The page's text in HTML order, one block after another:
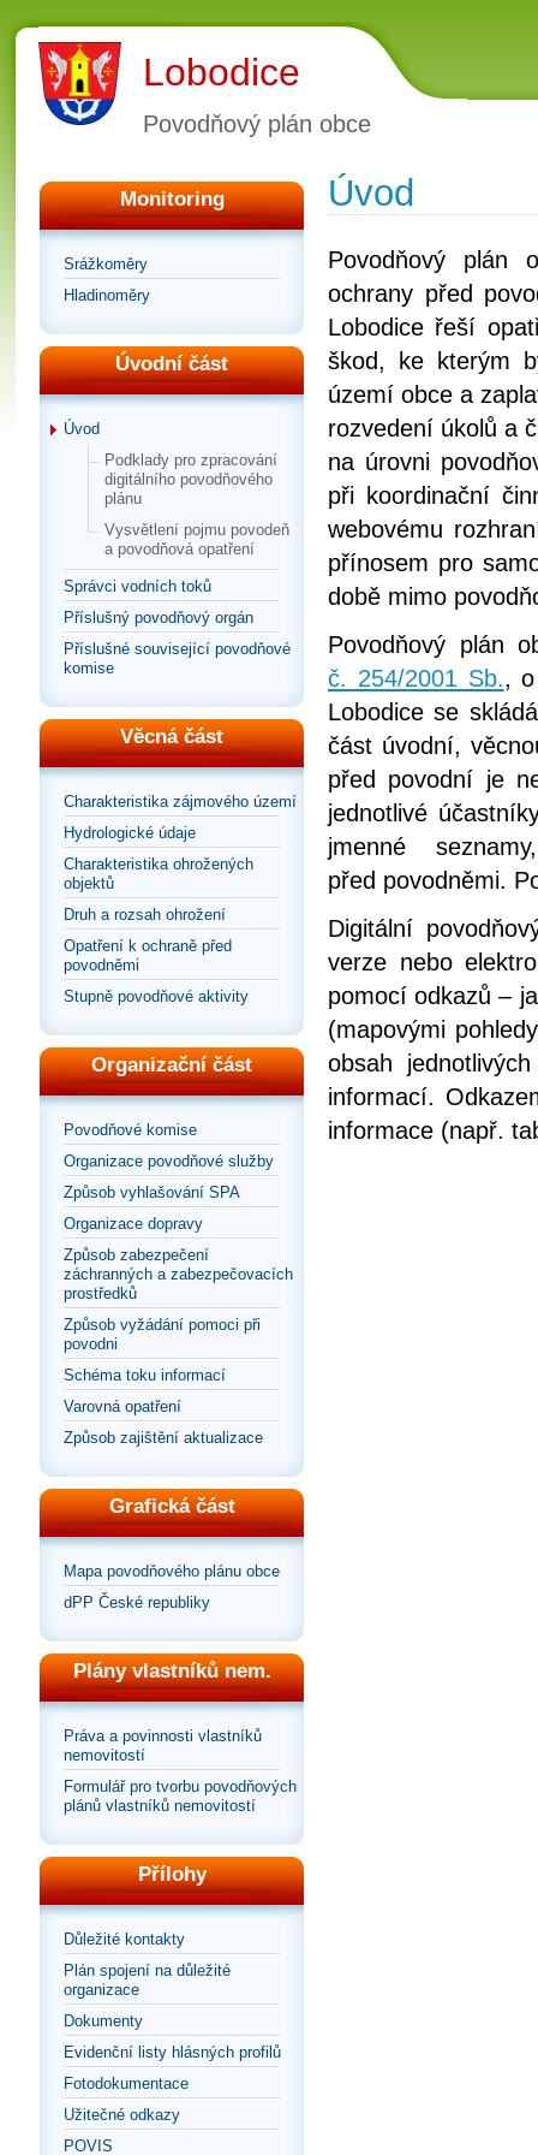
Lobodice
Povodňový plán obce
Monitoring
Srážkoměry
Hladinoměry
Úvodní část
Úvod
Podklady pro zpracování
digitálního povodňového
plánu
Vysvětlení pojmu povodeň
a povodňová opatření
Správci vodních toků
Příslušný povodňový orgán
Příslušné související povodňové
komise
Věcná část
Charakteristika zájmového území
Hydrologické údaje
Charakteristika ohrožených
objektů
Druh a rozsah ohrožení
Opatření k ochraně před
povodněmi
Stupně povodňové aktivity
Organizační část
Povodňové komise
Organizace povodňové služby
Způsob vyhlašování SPA
Organizace dopravy
Způsob zabezpečení
záchranných a zabezpečovacích
prostředků
Způsob vyžádání pomoci při
povodni
Schéma toku informací
Varovná opatření
Způsob zajištění aktualizace
Grafická část
Mapa povodňového plánu obce
dPP České republiky
Plány vlastníků nem.
Práva a povinnosti vlastníků
nemovitostí
Formulář pro tvorbu povodňových
plánů vlastníků nemovitostí
Přílohy
Důležité kontakty
Plán spojení na důležité
organizace
Dokumenty
Evidenční listy hlásných profilů
Fotodokumentace
Užitečné odkazy
POVIS
Úvod
Povodňový plán
ochrany před
Lobodice řeší
škod, ke kterým
území obce a
rozvedení úkolů a
na úrovni
při koordinační
webovému
přínosem pro
době mimo
Povodňový plán
č. 254/2001 Sb.,
Lobodice se
část úvodní,
před povodní je
jednotlivé
jmenné
před povodněmi.
Digitální
verze nebo
pomocí odkazů –
(mapovými
obsah
informací.
informace (např.